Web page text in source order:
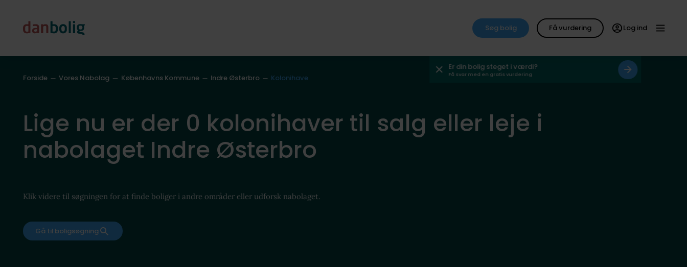
Søg bolig Få vurdering Log ind
Er din bolig steget i værdi?
Få svar med en gratis vurdering
Forside Vores Nabolag Københavns Kommune Indre Østerbro Kolonihave
Lige nu er der 0 kolonihaver til salg eller leje i
nabolaget Indre Østerbro
Klik videre til søgningen for at finde boliger i andre områder eller udforsk nabolaget.
Gå til boligsøgning